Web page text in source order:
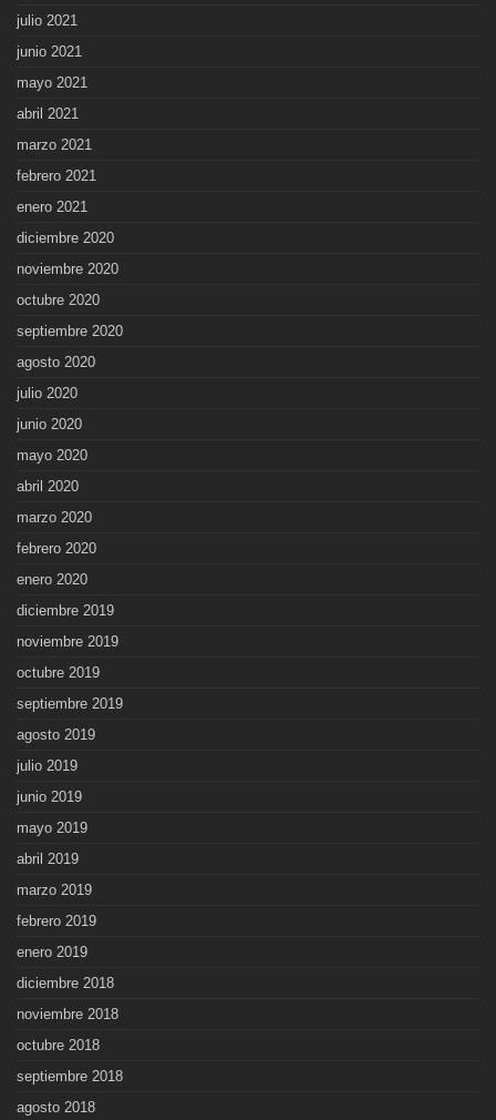
julio 2021
junio 2021
mayo 2021
abril 2021
marzo 2021
febrero 2021
enero 2021
diciembre 2020
noviembre 2020
octubre 2020
septiembre 2020
agosto 2020
julio 2020
junio 2020
mayo 2020
abril 2020
marzo 2020
febrero 2020
enero 2020
diciembre 2019
noviembre 2019
octubre 2019
septiembre 2019
agosto 2019
julio 2019
junio 2019
mayo 2019
abril 2019
marzo 2019
febrero 2019
enero 2019
diciembre 2018
noviembre 2018
octubre 2018
septiembre 2018
agosto 2018